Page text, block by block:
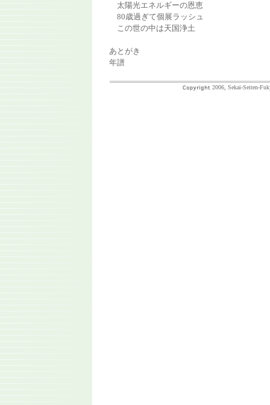
太陽光エネルギーの恩恵
80歳過ぎて個展ラッシュ
この世の中は天国浄土
あとがき
年譜
2006, Sekai-Seiten-